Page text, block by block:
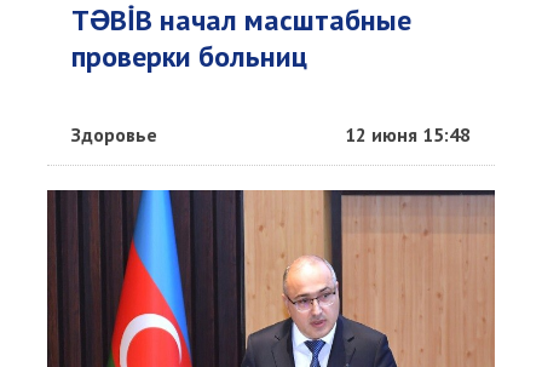
TƏBİB начал масштабные
проверки больниц
Здоровье 12 июня 15:48